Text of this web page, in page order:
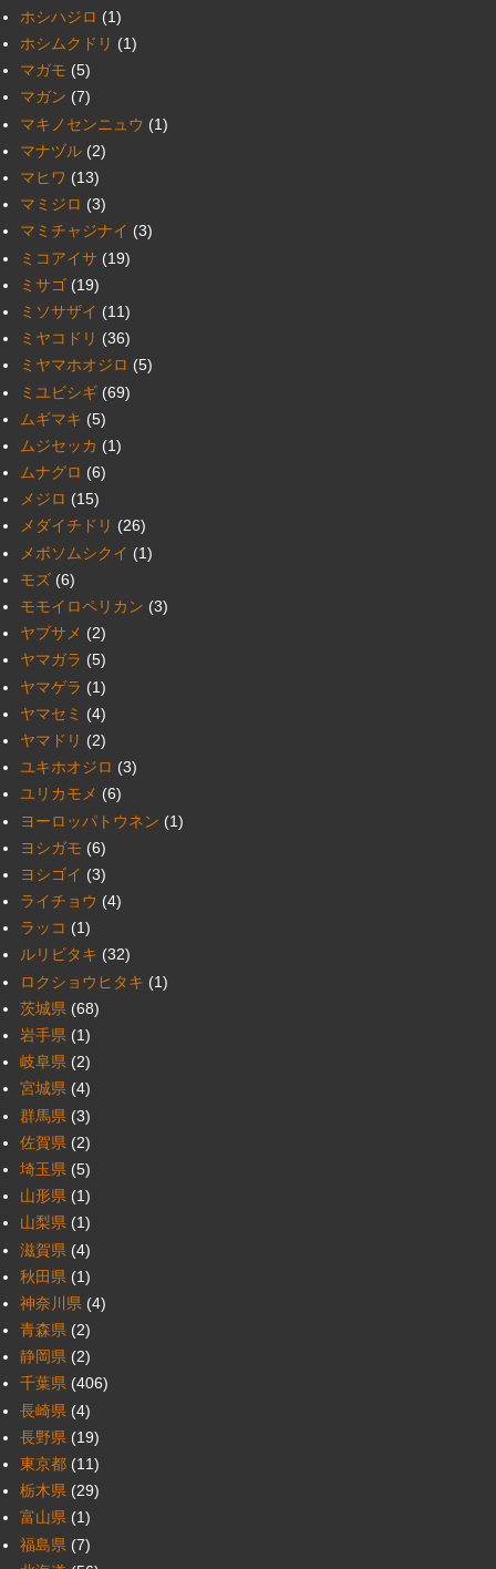
ホシハジロ (1)
ホシムクドリ (1)
マガモ (5)
マガン (7)
マキノセンニュウ (1)
マナヅル (2)
マヒワ (13)
マミジロ (3)
マミチャジナイ (3)
ミコアイサ (19)
ミサゴ (19)
ミソサザイ (11)
ミヤコドリ (36)
ミヤマホオジロ (5)
ミユビシギ (69)
ムギマキ (5)
ムジセッカ (1)
ムナグロ (6)
メジロ (15)
メダイチドリ (26)
メボソムシクイ (1)
モズ (6)
モモイロペリカン (3)
ヤブサメ (2)
ヤマガラ (5)
ヤマゲラ (1)
ヤマセミ (4)
ヤマドリ (2)
ユキホオジロ (3)
ユリカモメ (6)
ヨーロッパトウネン (1)
ヨシガモ (6)
ヨシゴイ (3)
ライチョウ (4)
ラッコ (1)
ルリビタキ (32)
ロクショウヒタキ (1)
茨城県 (68)
岩手県 (1)
岐阜県 (2)
宮城県 (4)
群馬県 (3)
佐賀県 (2)
埼玉県 (5)
山形県 (1)
山梨県 (1)
滋賀県 (4)
秋田県 (1)
神奈川県 (4)
青森県 (2)
静岡県 (2)
千葉県 (406)
長崎県 (4)
長野県 (19)
東京都 (11)
栃木県 (29)
富山県 (1)
福島県 (7)